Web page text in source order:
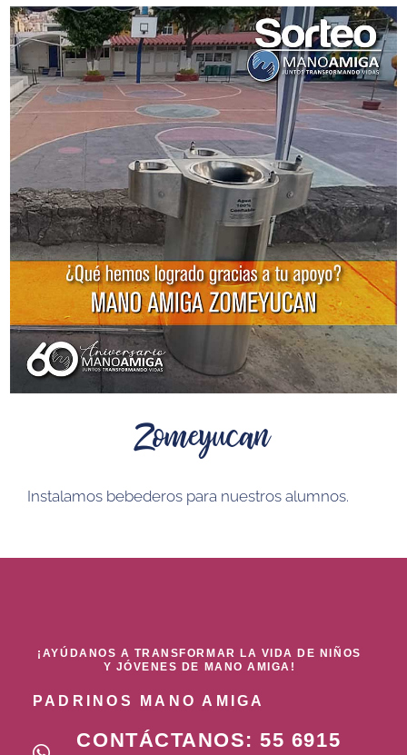
Zomeyucan
Instalamos bebederos para nuestros alumnos.
¡AYÚDANOS A TRANSFORMAR LA VIDA DE NIÑOS
Y JÓVENES DE MANO AMIGA!
PADRINOS MANO AMIGA
CONTÁCTANOS: 55 6915